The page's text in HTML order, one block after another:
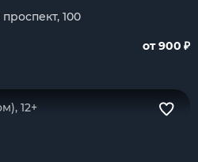
100
от 900 ₽
12+